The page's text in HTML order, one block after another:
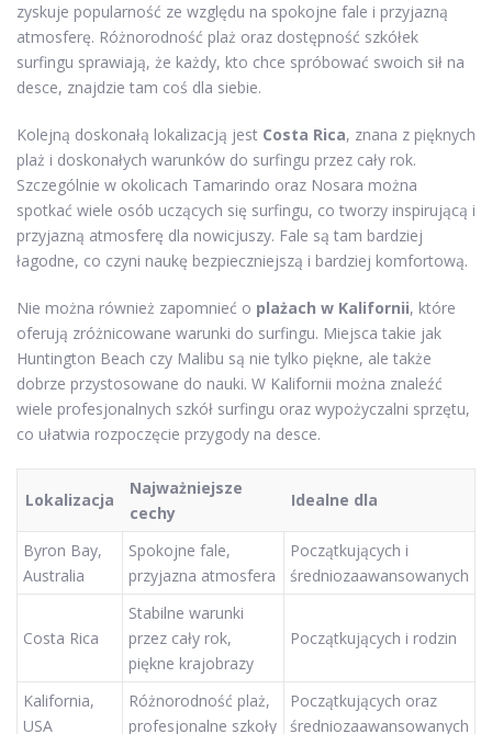
zyskuje popularność ze względu na spokojne fale i przyjazną
atmosferę. Różnorodność plaż oraz dostępność szkółek
surfingu sprawiają, że każdy, kto chce spróbować swoich sił na
desce, znajdzie tam coś dla siebie.
Kolejną doskonałą lokalizacją jest Costa Rica, znana z pięknych
plaż i doskonałych warunków do surfingu przez cały rok.
Szczególnie w okolicach Tamarindo oraz Nosara można
spotkać wiele osób uczących się surfingu, co tworzy inspirującą i
przyjazną atmosferę dla nowicjuszy. Fale są tam bardziej
łagodne, co czyni naukę bezpieczniejszą i bardziej komfortową.
Nie można również zapomnieć o plażach w Kalifornii, które
oferują zróżnicowane warunki do surfingu. Miejsca takie jak
Huntington Beach czy Malibu są nie tylko piękne, ale także
dobrze przystosowane do nauki. W Kalifornii można znaleźć
wiele profesjonalnych szkół surfingu oraz wypożyczalni sprzętu,
co ułatwia rozpoczęcie przygody na desce.
Lokalizacja
Najważniejsze
cechy
Idealne dla
Byron Bay,
Australia
Spokojne fale,
przyjazna atmosfera
Początkujących i
średniozaawansowanych
Costa Rica
Stabilne warunki
przez cały rok,
piękne krajobrazy
Początkujących i rodzin
Kalifornia,
USA
Różnorodność plaż,
profesjonalne szkoły
Początkujących oraz
średniozaawansowanych